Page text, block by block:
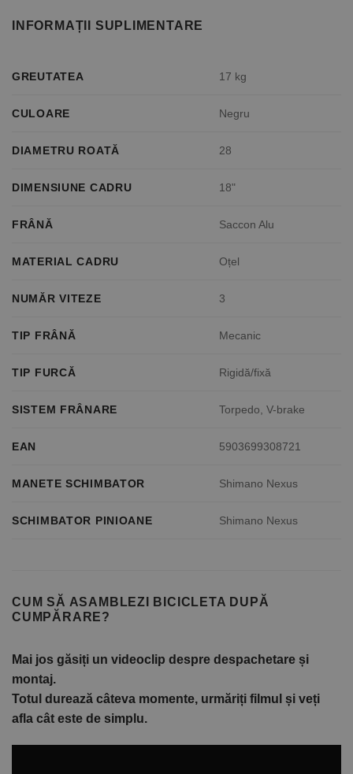
INFORMAȚII SUPLIMENTARE
GREUTATEA 17 kg
CULOARE Negru
DIAMETRU ROATĂ 28
DIMENSIUNE CADRU 18"
FRÂNĂ Saccon Alu
MATERIAL CADRU Oțel
NUMĂR VITEZE 3
TIP FRÂNĂ Mecanic
TIP FURCĂ Rigidă/fixă
SISTEM FRÂNARE Torpedo, V-brake
EAN 5903699308721
MANETE SCHIMBATOR Shimano Nexus
SCHIMBATOR PINIOANE Shimano Nexus
CUM SĂ ASAMBLEZI BICICLETA DUPĂ
CUMPĂRARE?
Mai jos găsiți un videoclip despre despachetare și
montaj.
Totul durează câteva momente, urmăriți filmul și veți
afla cât este de simplu.